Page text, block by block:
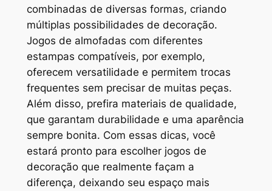
combinadas de diversas formas, criando
múltiplas possibilidades de decoração.
Jogos de almofadas com diferentes
estampas compatíveis, por exemplo,
oferecem versatilidade e permitem trocas
frequentes sem precisar de muitas peças.
Além disso, prefira materiais de qualidade,
que garantam durabilidade e uma aparência
sempre bonita. Com essas dicas, você
estará pronto para escolher jogos de
decoração que realmente façam a
diferença, deixando seu espaço mais